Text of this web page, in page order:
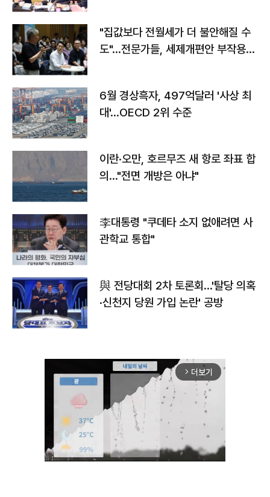
"집값보다 전월세가 더 불안해질 수
도"…전문가들, 세제개편안 부작용
6월 경상흑자, 497억달러 '사상 최
대'…OECD 2위 수준
이란·오만, 호르무즈 새 항로 좌표 합
의…"전면 개방은 아냐"
李대통령 "쿠데타 소지 없애려면 사
관학교 통합"
與 전당대회 2차 토론회…'탈당 의혹
·신천지 당원 가입 논란' 공방
arrow_forward_ios 더보기